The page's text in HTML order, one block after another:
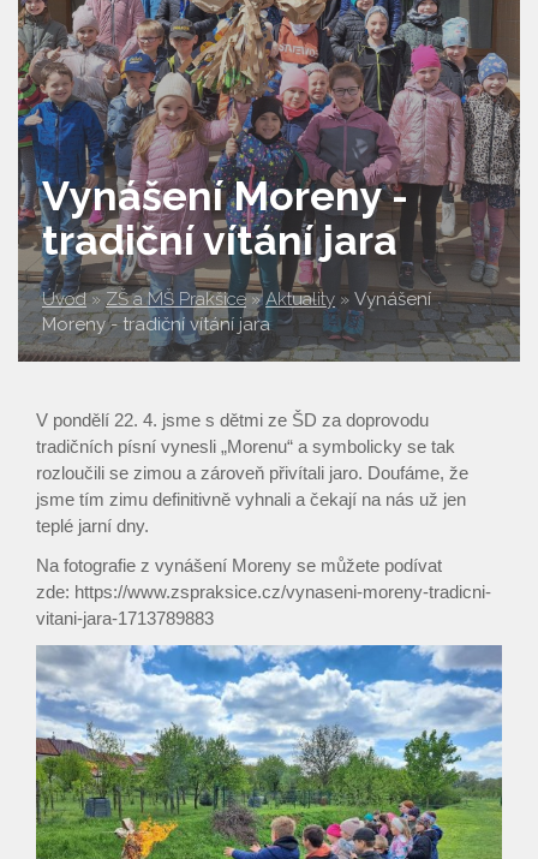
Vynášení Moreny -
tradiční vítání jara
Úvod » ZŠ a MŠ Prakšice » Aktuality » Vynášení
Moreny - tradiční vítání jara
V pondělí 22. 4. jsme s dětmi ze ŠD za doprovodu
tradičních písní vynesli „Morenu“ a symbolicky se tak
rozloučili se zimou a zároveň přivítali jaro. Doufáme, že
jsme tím zimu definitivně vyhnali a čekají na nás už jen
teplé jarní dny.
Na fotografie z vynášení Moreny se můžete podívat
zde: https://www.zspraksice.cz/vynaseni-moreny-tradicni-
vitani-jara-1713789883